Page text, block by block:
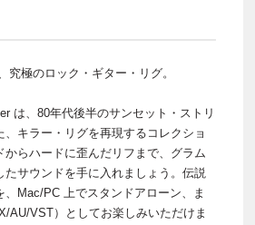
究極のロック・ギター・リグ。
は、80年代後半のサンセット・ストリ
、キラー・リグを再現するコレクショ
からハードに歪んだリフまで、グラム
たサウンドを手に入れましょう。伝説
、Mac/PC 上でスタンドアローン、ま
AU/VST）としてお楽しみいただけま